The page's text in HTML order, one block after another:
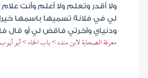
ولا أقدر وتعلم ولا أعلم وأنت
لي في فلانة تسميها باسمها
ودنياي وآخرتي فاقض لي أو قال
معرفة الصحابة لابن منده > باب الخاء > أبو